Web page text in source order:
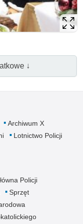
↓
Archiwum X
Lotnictwo Policji
Policji
Sprzęt